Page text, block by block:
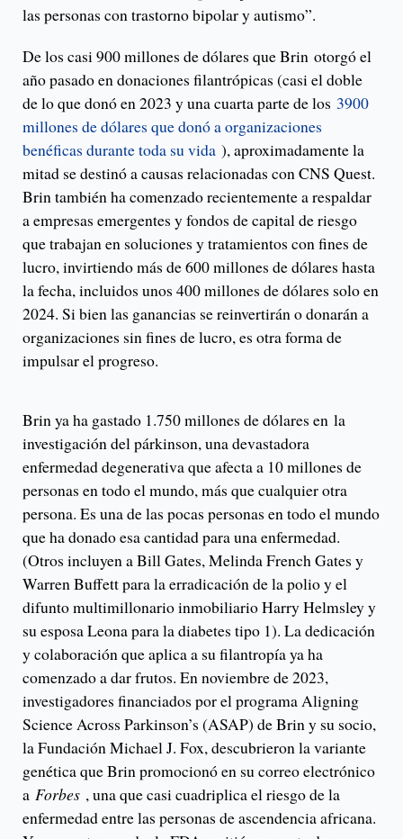
las personas con trastorno bipolar y autismo”.
De los casi 900 millones de dólares que Brin otorgó el
año pasado en donaciones filantrópicas (casi el doble
de lo que donó en 2023 y una cuarta parte de los 3900
millones de dólares que donó a organizaciones
benéficas durante toda su vida ), aproximadamente la
mitad se destinó a causas relacionadas con CNS Quest.
Brin también ha comenzado recientemente a respaldar
a empresas emergentes y fondos de capital de riesgo
que trabajan en soluciones y tratamientos con fines de
lucro, invirtiendo más de 600 millones de dólares hasta
la fecha, incluidos unos 400 millones de dólares solo en
2024. Si bien las ganancias se reinvertirán o donarán a
organizaciones sin fines de lucro, es otra forma de
impulsar el progreso.
Brin ya ha gastado 1.750 millones de dólares en la
investigación del párkinson, una devastadora
enfermedad degenerativa que afecta a 10 millones de
personas en todo el mundo, más que cualquier otra
persona. Es una de las pocas personas en todo el mundo
que ha donado esa cantidad para una enfermedad.
(Otros incluyen a Bill Gates, Melinda French Gates y
Warren Buffett para la erradicación de la polio y el
difunto multimillonario inmobiliario Harry Helmsley y
su esposa Leona para la diabetes tipo 1). La dedicación
y colaboración que aplica a su filantropía ya ha
comenzado a dar frutos. En noviembre de 2023,
investigadores financiados por el programa Aligning
Science Across Parkinson’s (ASAP) de Brin y su socio,
la Fundación Michael J. Fox, descubrieron la variante
genética que Brin promocionó en su correo electrónico
a Forbes , una que casi cuadriplica el riesgo de la
enfermedad entre las personas de ascendencia africana.